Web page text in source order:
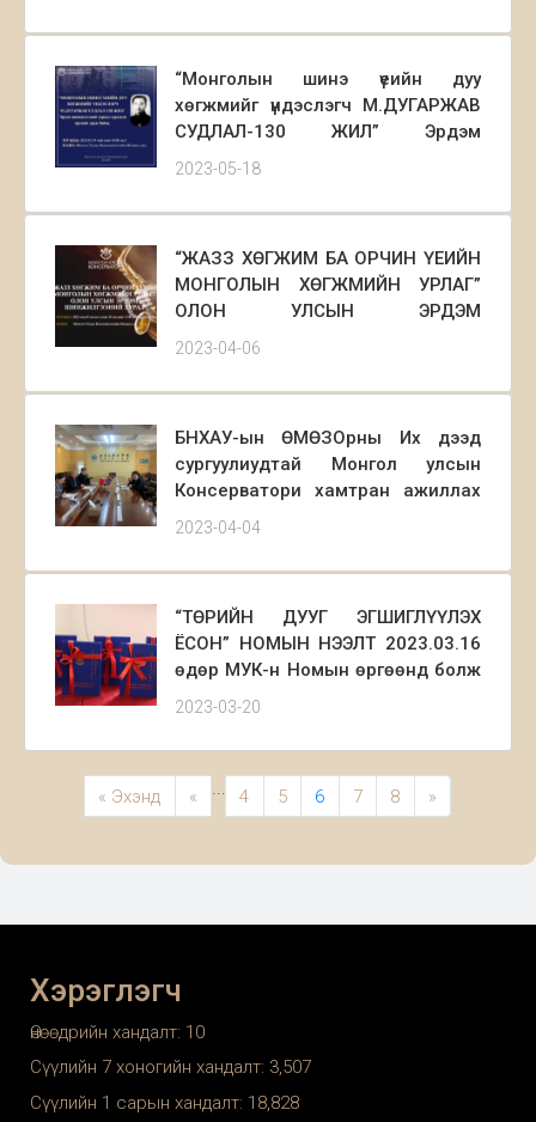
Магсархурцын Дугаржавын 130
ойн хүрээнд М.Дугаржавын
нэрэмжит дууны уралдаан
зохиогдохоос гадна “МОНГОЛЫН
ШИНЭ ҮЕИЙН ДУУ ХӨГЖМИЙГ
ЖИЛ” эрдэм шинжилгээний
Консерватори дээр амжилттай
зохион байгууллаа.
“Монголын шинэ үеийн дуу
хөгжмийг үндэслэгч М.ДУГАРЖАВ
СУДЛАЛ-130 ЖИЛ” Эрдэм
шинжилгээний хуралд хүрэлцэн
2023-05-18
“ЖАЗЗ ХӨГЖИМ БА ОРЧИН ҮЕИЙН
МОНГОЛЫН ХӨГЖМИЙН УРЛАГ”
ОЛОН УЛСЫН ЭРДЭМ
ШИНЖИЛГЭЭНИЙ ХУРАЛ
2023-04-06
БНХАУ-ын ӨМӨЗОрны Их дээд
сургуулиудтай Монгол улсын
Консерватори хамтран ажиллах
тухай гэрээ байгуулах, элсэлтийн
бэлтгэл ажлыг хангах зорилгоор
2023-04-04
“ТӨРИЙН ДУУГ ЭГШИГЛҮҮЛЭХ
ЁСОН” НОМЫН НЭЭЛТ 2023.03.16
өдөр МУК-н Номын өргөөнд болж
өндөрлөлөө.
2023-03-20
« Эхэнд « ... 4 5 6 7 8 »
Хэрэглэгч
Өнөөдрийн хандалт: 10
Сүүлийн 7 хоногийн хандалт: 3,507
Сүүлийн 1 сарын хандалт: 18,828